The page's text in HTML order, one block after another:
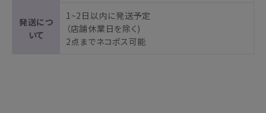
発送につ
いて
1~2日以内に発送予定
（店舗休業日を除く)
2点までネコポス可能